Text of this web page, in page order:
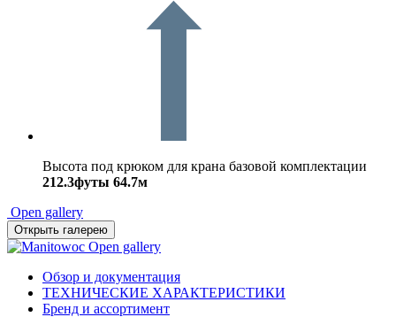
Высота под крюком для крана базовой комплектации
212.3футы 64.7м
Open gallery
Открыть галерею
Open gallery
Обзор и документация
ТЕХНИЧЕСКИЕ ХАРАКТЕРИСТИКИ
Бренд и ассортимент